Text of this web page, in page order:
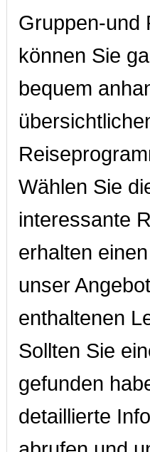
Gruppen-und
können Sie
bequem
Wählen Sie
interessante
erhalten
unser
enthaltenen
Sollten Sie
gefunden
detaillierte